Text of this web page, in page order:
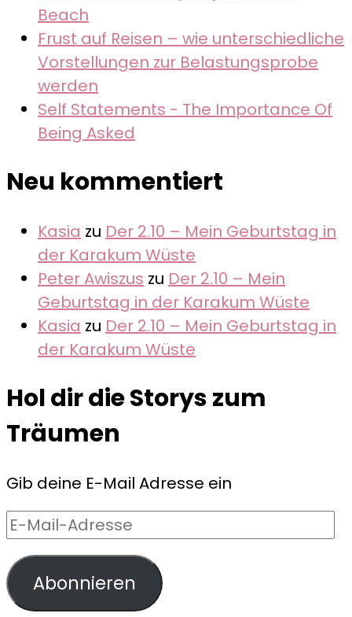
Beach
Frust auf Reisen – wie unterschiedliche
Vorstellungen zur Belastungsprobe
werden
Self Statements - The Importance Of
Being Asked
Neu kommentiert
Kasia zu Der 2.10 – Mein Geburtstag in
der Karakum Wüste
Peter Awiszus zu Der 2.10 – Mein
Geburtstag in der Karakum Wüste
Kasia zu Der 2.10 – Mein Geburtstag in
der Karakum Wüste
Hol dir die Storys zum
Träumen
Gib deine E-Mail Adresse ein
E-
Mail-
Adresse
Abonnieren